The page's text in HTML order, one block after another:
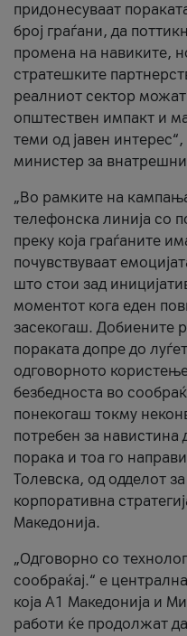
придонесуваат
број граѓани, да
промена на навиките,
стратешките
реалниот сектор
општествен импакт и
теми од јавен
министер за
„Во рамките на
телефонска линија со
преку која граѓаните
почувствуваат
што стои зад
моментот кога еден
засекогаш. Добиените
пораката допре до
одговорното
безбедноста во
понекогаш токму
потребен за
порака и тоа го
Толевска, од одделот
корпоративна
Македонија.
„Одговорно со
сообраќај.“ е
која A1 Македонија и
работи ќе продолжат